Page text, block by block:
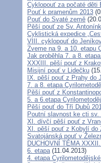
Cyklopouť za počaté děti
Pouť k pramenům 2013
Pouť do Svaté země
Pěší pouť ze Sv.
Cyklistická expedice
VIII. cyklopouť do
Zveme na 9. a 10. etapu
Jak proběhla 7. a 8.
XXXIII. pěší pouť z
Misijní pouť v Lidečku
IX. pěší pouť z Prahy do
7. a 8. etapa
Pěší pouť z
5. a 6.etapa
Pěší pouť do Tří Dubů
Poutní slavnost ke cti sv.
XI. dívčí pěší pouť z
XI. pěší pouť z Kobylí do
Svatojánská pouť v
DUCHOVNÍ TÉMA
6. etapa(11.04.2013)
4. etapa